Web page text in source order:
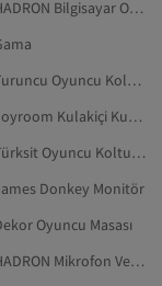
HADRON Bilgisayar Oyunu
Turuncu Oyuncu Koltuğu
Joyroom Kulakiçi Kulaklık
Türksit Oyuncu Koltuğu
Donkey Monitör
Oyuncu Masası
HADRON Mikrofon Ve Aksesuar